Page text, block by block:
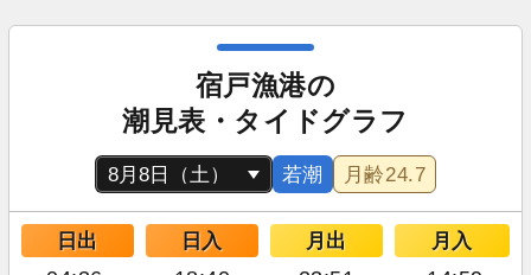
宿戸漁港の
潮見表・タイドグラフ
若潮 月齢24.7
日出 日入 月出 月入